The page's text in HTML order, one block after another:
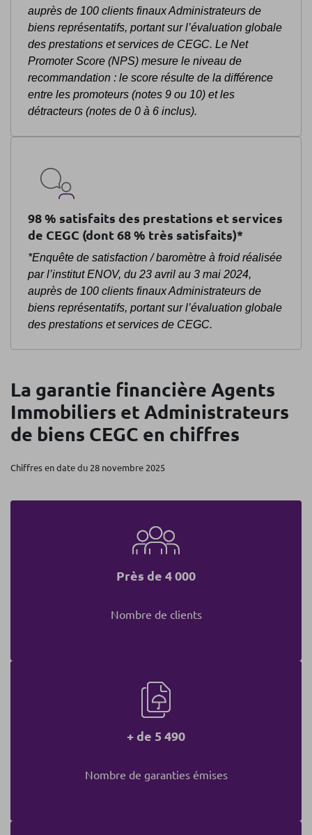
auprès de 100 clients finaux Administrateurs de
biens représentatifs, portant sur l’évaluation globale
des prestations et services de CEGC. Le Net
Promoter Score (NPS) mesure le niveau de
recommandation : le score résulte de la différence
entre les promoteurs (notes 9 ou 10) et les
détracteurs (notes de 0 à 6 inclus).
98 % satisfaits des prestations et services
de CEGC (dont 68 % très satisfaits)*
*Enquête de satisfaction / baromètre à froid réalisée
par l’institut ENOV, du 23 avril au 3 mai 2024,
auprès de 100 clients finaux Administrateurs de
biens représentatifs, portant sur l’évaluation globale
des prestations et services de CEGC.
La garantie financière Agents
Immobiliers et Administrateurs
de biens CEGC en chiffres
Chiffres en date du 28 novembre 2025
Près de 4 000
Nombre de clients
+ de 5 490
Nombre de garanties émises